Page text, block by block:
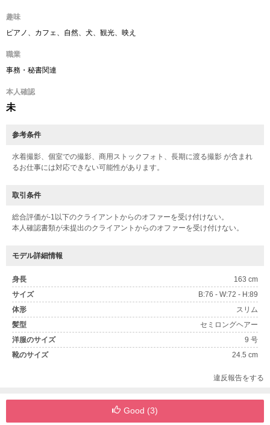
趣味
ピアノ、カフェ、自然、犬、観光、映え
職業
事務・秘書関連
本人確認
未
参考条件
水着撮影、個室での撮影、商用ストックフォト、長期に渡る撮影 が含まれ
るお仕事には対応できない可能性があります。
取引条件
総合評価が-1以下のクライアントからのオファーを受け付けない。
本人確認書類が未提出のクライアントからのオファーを受け付けない。
モデル詳細情報
身長
163 cm
サイズ
B:76 - W:72 - H:89
体形
スリム
髪型
セミロングヘアー
洋服のサイズ
9 号
靴のサイズ
24.5 cm
違反報告をする
Good (3)